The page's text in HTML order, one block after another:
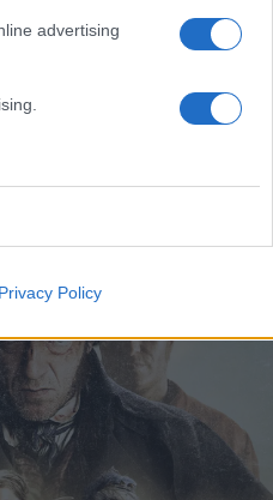
advertising
Privacy Policy
μπορείτε να
στο Ertflix και
κόκκινιο, τι καλύτερο από ένα